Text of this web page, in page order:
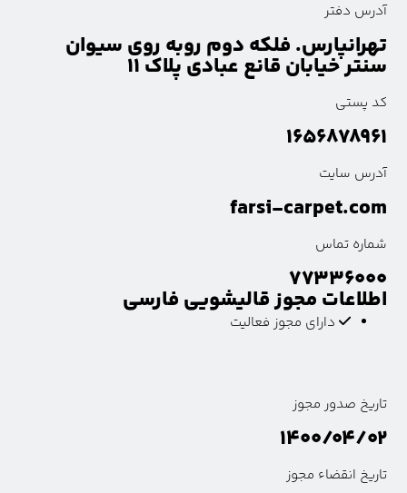
آدرس دفتر
تهرانپارس. فلکه دوم روبه روی سیوان
سنتر خیابان قانع عبادی پلاک ۱۱
کد پستی
۱۶۵۶۸۷۸۹۶۱
آدرس سایت
farsi-carpet.com
شماره تماس
۷۷۳۳۶۰۰۰
اطلاعات مجوز قالیشویی فارسی
دارای مجوز فعالیت
تاریخ صدور مجوز
۱۴۰۰/۰۴/۰۲
تاریخ انقضاء مجوز